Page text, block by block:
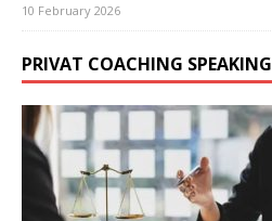
10 February 2026
PRIVAT COACHING SPEAKING